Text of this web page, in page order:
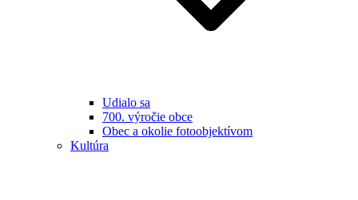
Udialo sa
700. výročie obce
Obec a okolie fotoobjektívom
Kultúra